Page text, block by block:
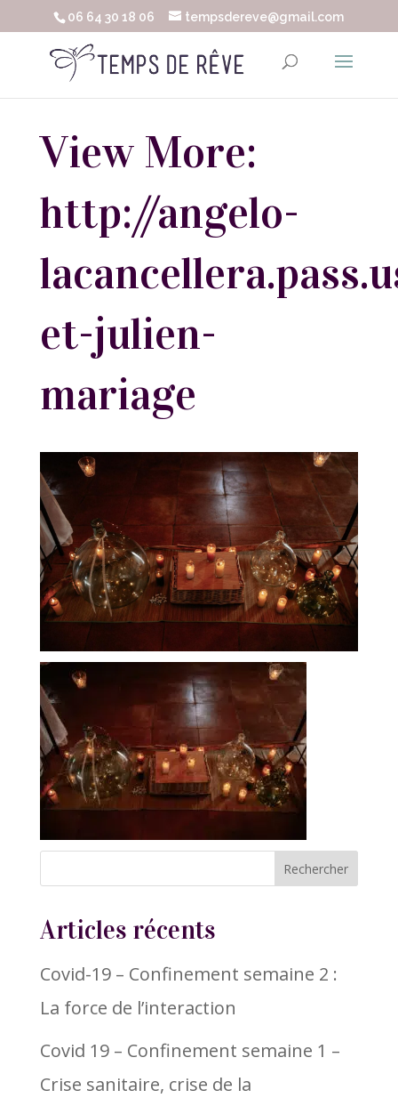
06 64 30 18 06 tempsdereve@gmail.com
View More:
http://angelo-
et-julien-
mariage
Articles récents
Covid-19 – Confinement semaine 2 :
La force de l’interaction
Covid 19 – Confinement semaine 1 –
Crise sanitaire, crise de la